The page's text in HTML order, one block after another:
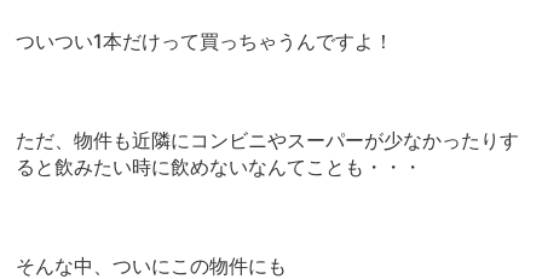
ついつい1本だけって買っちゃうんですよ！
ただ、物件も近隣にコンビニやスーパーが少なかったりす
ると飲みたい時に飲めないなんてことも・・・
そんな中、ついにこの物件にも